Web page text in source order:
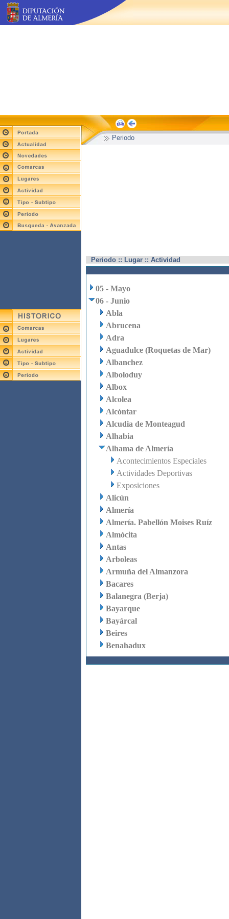
Periodo
Periodo :: Lugar :: Actividad
05 - Mayo
06 - Junio
Abla
Abrucena
Adra
Aguadulce (Roquetas de Mar)
Albanchez
Alboloduy
Albox
Alcolea
Alcóntar
Alcudia de Monteagud
Alhabia
Alhama de Almería
Acontecimientos Especiales
Actividades Deportivas
Exposiciones
Alicún
Almería
Almería. Pabellón Moises Ruíz
Almócita
Antas
Arboleas
Armuña del Almanzora
Bacares
Balanegra (Berja)
Bayarque
Bayárcal
Beires
Benahadux